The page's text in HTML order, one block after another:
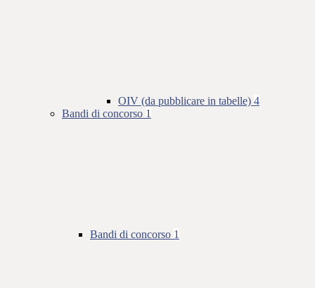
OIV (da pubblicare in tabelle) 4
Bandi di concorso 1
Bandi di concorso 1